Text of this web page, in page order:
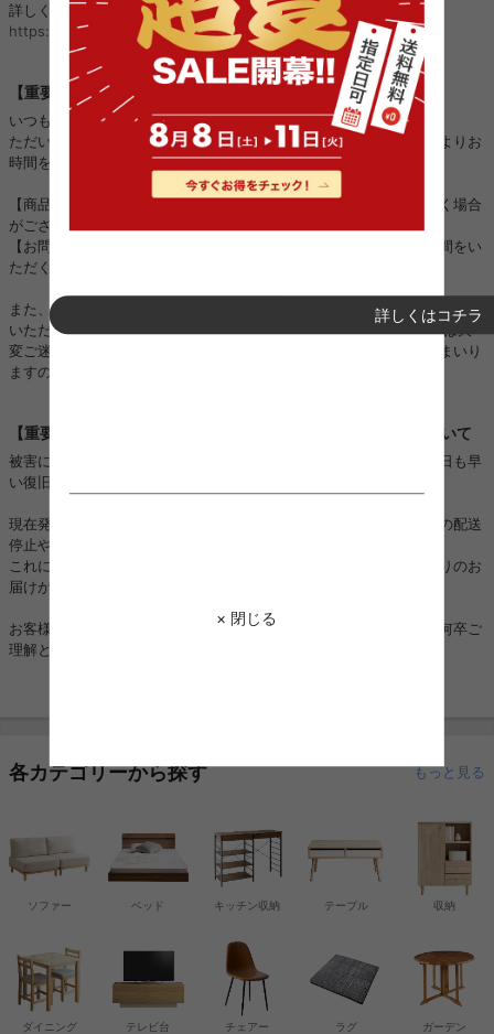
詳しくはコチラ
× 閉じる
詳しくはこちら：
https://kagu350.com/phishing
【重要】ご注文集中に伴う対応遅延のお詫びとお知らせ
いつも当店をご利用いただき誠にありがとうございます。
ただいまご注文が大変集中しており、以下の対応につきまして通常よりお
時間をいただく場合がございます。
【商品の発送】：順次進めておりますが、通常よりお時間をいただく場合
がございます。
【お問い合わせ対応】：順次進めておりますが、ご回答までにお時間をい
ただく場合がございます。
また、一部地域におきましては運送会社の配送状況の影響により、ご指定
いただいた日時通りにお届けできない場合がございます。 お客様には大
変ご迷惑をおかけいたしますが、一日も早く対応できるよう努めてまいり
ますので、何卒ご理解とご協力を賜りますようお願い申し上げます。
【重要】熊本地震に伴うお荷物のお届けとお盆期間の配送について
被害に遭われた皆様に、心よりお見舞い申し上げますとともに、一日も早
い復旧と、皆様の安全を心よりお祈り申し上げます。
現在発生しております地震の影響により、一部地域においてお荷物の配送
停止や大幅な遅延が生じております。
これに伴い、配達日時をご指定いただいている場合でも、ご希望通りのお
届けができない可能性がございます。
お客様にはご不便とご迷惑をおかけし大変申し訳ございませんが、何卒ご
理解とご協力を賜りますようお願い申し上げます。
各カテゴリーから探す もっと見る
ソファー ベッド 収納
キッチン収納
チェアー
テーブル
テレビ台
ダイニング ラグ ガーデン